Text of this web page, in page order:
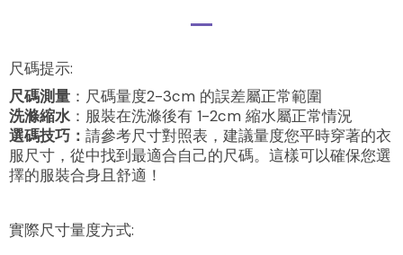
尺碼提示:
尺碼測量 ：尺碼量度2-3cm 的誤差屬正常範圍
洗滌縮水 ：服裝在洗滌後有 1-2cm 縮水屬正常情況
選碼技巧： 請參考尺寸對照表，建議量度您平時穿著的衣
服尺寸，從中找到最適合自己的尺碼。這樣可以確保您選
擇的服裝合身且舒適！
實際尺寸量度方式: